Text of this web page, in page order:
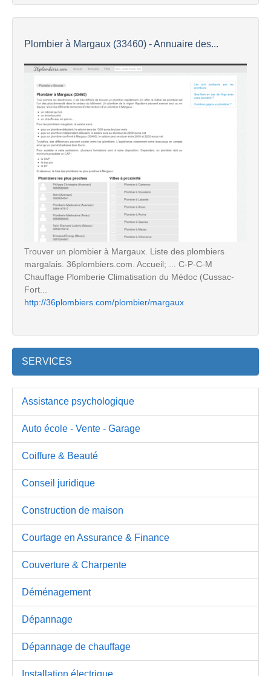
Plombier à Margaux (33460) - Annuaire des...
Trouver un plombier à Margaux. Liste des plombiers
margalais. 36plombiers.com. Accueil; ... C-P-C-M
Chauffage Plomberie Climatisation du Médoc (Cussac-
Fort...
http://36plombiers.com/plombier/margaux
SERVICES
Assistance psychologique
Auto école - Vente - Garage
Coiffure & Beauté
Conseil juridique
Construction de maison
Courtage en Assurance & Finance
Couverture & Charpente
Déménagement
Dépannage
Dépannage de chauffage
Installation électrique